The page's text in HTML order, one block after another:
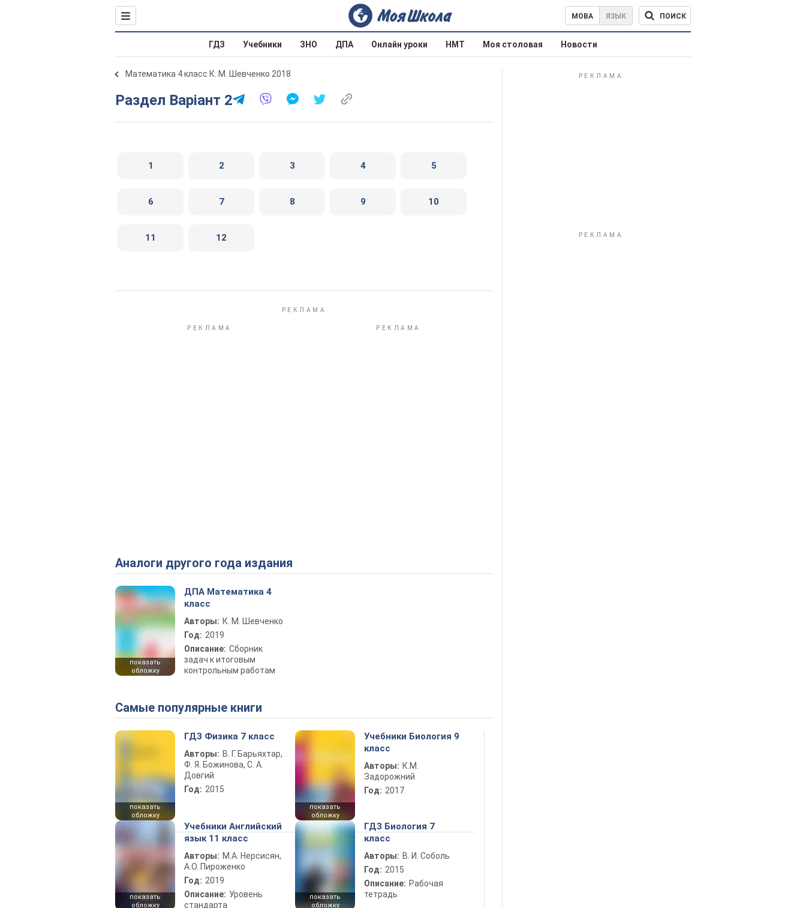
МОВА ЯЗЫК ПОИСК
ГДЗ Учебники ЗНО ДПА Онлайн уроки НМТ Моя столовая Новости
Математика 4 класс К. М. Шевченко 2018
Раздел Варіант 2
1 2 3 4 5
6 7 8 9 10
11 12
Аналоги другого года издания
показать
обложку
ДПА Математика 4
класс
Авторы: К. М. Шевченко
Год: 2019
Описание: Сборник
задач к итоговым
контрольным работам
Самые популярные книги
показать
обложку
ГДЗ Физика 7 класс
Авторы: В. Г. Барьяхтар,
Ф. Я. Божинова, С. А.
Довгий
Год: 2015
показать
обложку
Учебники Биология 9
класс
Авторы: К.М.
Задорожний
Год: 2017
показать
обложку
Учебники Английский
язык 11 класс
Авторы: М.А. Нерсисян,
А.О. Пироженко
Год: 2019
Описание: Уровень
стандарта
показать
обложку
ГДЗ Биология 7
класс
Авторы: В. И. Соболь
Год: 2015
Описание: Рабочая
тетрадь